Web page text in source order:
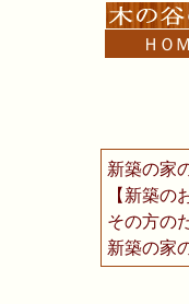
ＨＯ
新築の家
【新築
その方の
新築の家